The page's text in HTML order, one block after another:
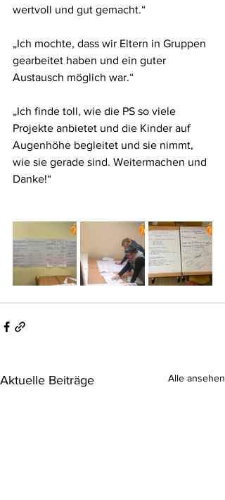
wertvoll und gut gemacht.“
„Ich mochte, dass wir Eltern in Gruppen
gearbeitet haben und ein guter
Austausch möglich war.“
„Ich finde toll, wie die PS so viele
Projekte anbietet und die Kinder auf
Augenhöhe begleitet und sie nimmt,
wie sie gerade sind. Weitermachen und
Danke!“
Aktuelle Beiträge Alle ansehen